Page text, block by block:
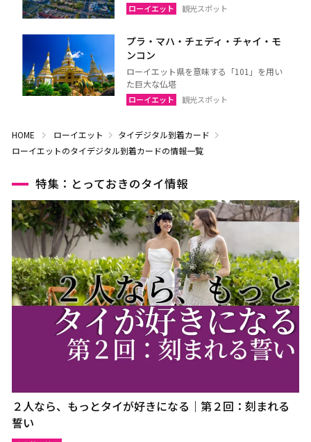
ローイエット 観光スポット
プラ・マハ・チェディ・チャイ・モ
ンコン
ローイエット県を意味する「101」を用い
た巨大な仏塔
ローイエット 観光スポット
HOME ローイエット
タイデジタル到着カード
ローイエットのタイデジタル到着カードの情報一覧
特集：とっておきのタイ情報
２人なら、もっとタイが好きになる｜第２回：刻まれる
誓い